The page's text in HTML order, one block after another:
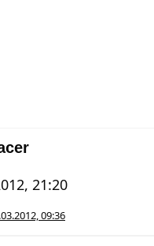
21:20
09:36